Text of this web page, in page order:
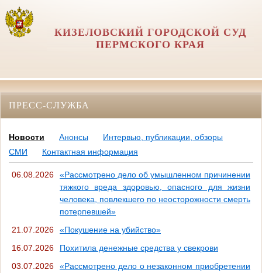
КИЗЕЛОВСКИЙ ГОРОДСКОЙ СУД
ПЕРМСКОГО КРАЯ
ПРЕСС-СЛУЖБА
Новости Анонсы
Интервью, публикации, обзоры
СМИ
Контактная информация
06.08.2026
«Рассмотрено дело об умышленном причинении
тяжкого вреда здоровью, опасного для жизни
человека, повлекшего по неосторожности смерть
потерпевшей»
21.07.2026
«Покушение на убийство»
16.07.2026
Похитила денежные средства у свекрови
03.07.2026
«Рассмотрено дело о незаконном приобретении